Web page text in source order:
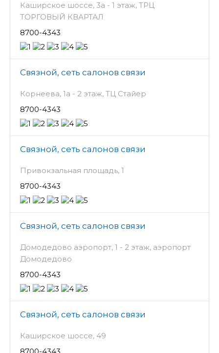
Каширское шоссе, 3а - 1 этаж, ТРЦ
ТОРГОВЫЙ КВАРТАЛ
8700-4343
Связной, сеть салонов связи
Корнеева, 1а - 2 этаж, ТЦ Стайер
8700-4343
Связной, сеть салонов связи
Привокзальная площадь, 1
8700-4343
Связной, сеть салонов связи
Домодедово аэропорт, 1 - 2 этаж, аэропорт
Домодедово
8700-4343
Связной, сеть салонов связи
Каширское шоссе, 49